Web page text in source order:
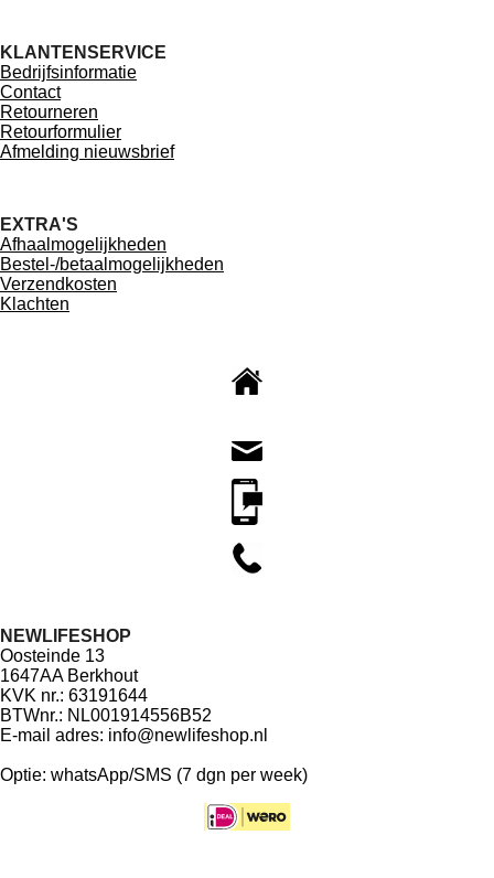
KLANTENSERVICE
Bedrijfsinformatie
Contact
Retourneren
Retourformulier
Afmelding nieuwsbrief
EXTRA'S
Afhaalmogelijkheden
Bestel-/betaalmogelijkheden
Verzendkosten
Klachten
NEWLIFESHOP
Oosteinde 13
1647AA Berkhout
KVK nr.: 63191644
BTWnr.: NL001914556B52
E-mail adres: info@newlifeshop.nl
Optie: whatsApp/SMS (7 dgn per week)